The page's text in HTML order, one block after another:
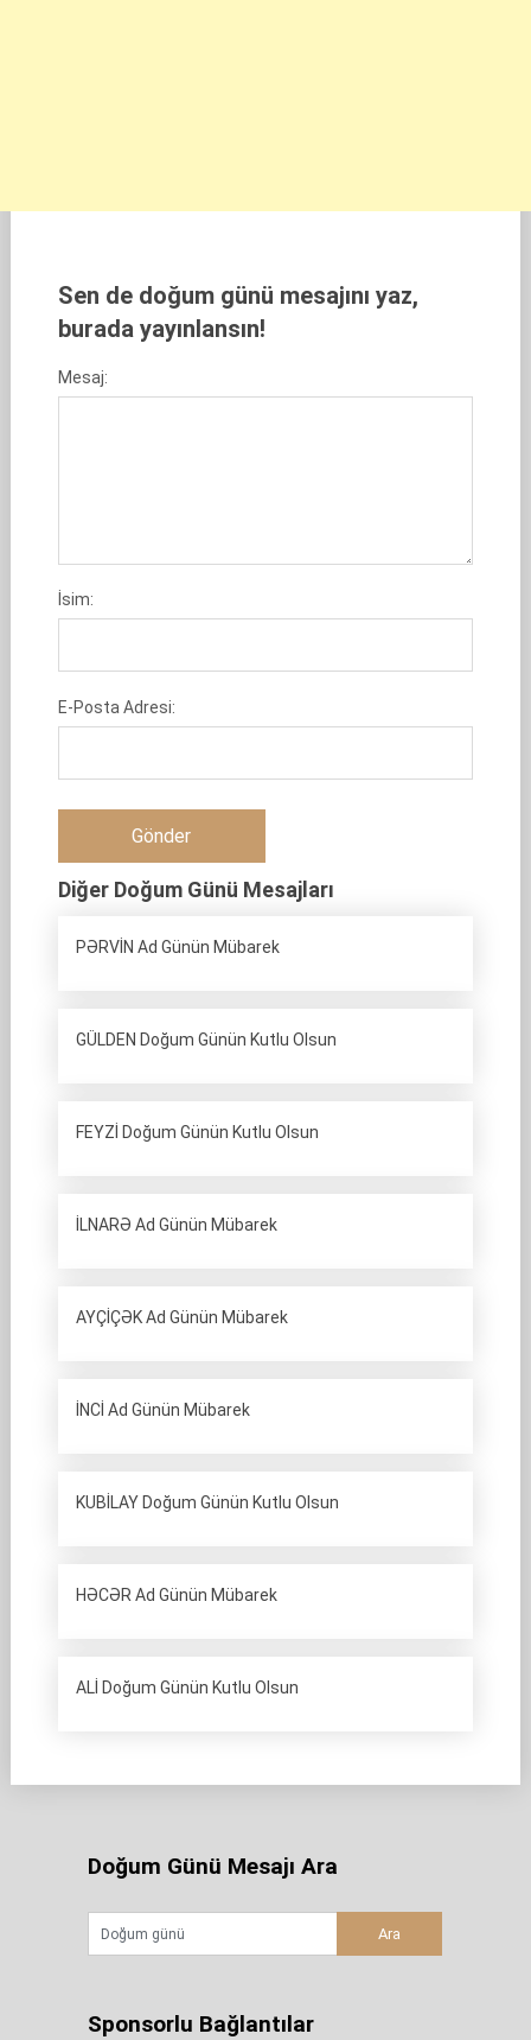
Sen de doğum günü mesajını yaz,
burada yayınlansın!
Mesaj:
İsim:
E-Posta Adresi:
Diğer Doğum Günü Mesajları
PƏRVİN Ad Günün Mübarek
GÜLDEN Doğum Günün Kutlu Olsun
FEYZİ Doğum Günün Kutlu Olsun
İLNARƏ Ad Günün Mübarek
AYÇİÇƏK Ad Günün Mübarek
İNCİ Ad Günün Mübarek
KUBİLAY Doğum Günün Kutlu Olsun
HƏCƏR Ad Günün Mübarek
ALİ Doğum Günün Kutlu Olsun
Doğum Günü Mesajı Ara
Sponsorlu Bağlantılar